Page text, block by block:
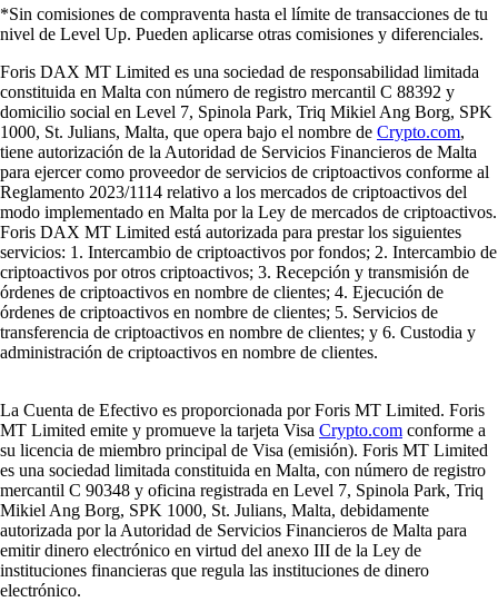
*Sin comisiones de compraventa hasta el límite de transacciones de tu
nivel de Level Up. Pueden aplicarse otras comisiones y diferenciales.
Foris DAX MT Limited es una sociedad de responsabilidad limitada
constituida en Malta con número de registro mercantil C 88392 y
domicilio social en Level 7, Spinola Park, Triq Mikiel Ang Borg, SPK
1000, St. Julians, Malta, que opera bajo el nombre de Crypto.com,
tiene autorización de la Autoridad de Servicios Financieros de Malta
para ejercer como proveedor de servicios de criptoactivos conforme al
Reglamento 2023/1114 relativo a los mercados de criptoactivos del
modo implementado en Malta por la Ley de mercados de criptoactivos.
Foris DAX MT Limited está autorizada para prestar los siguientes
servicios: 1. Intercambio de criptoactivos por fondos; 2. Intercambio de
criptoactivos por otros criptoactivos; 3. Recepción y transmisión de
órdenes de criptoactivos en nombre de clientes; 4. Ejecución de
órdenes de criptoactivos en nombre de clientes; 5. Servicios de
transferencia de criptoactivos en nombre de clientes; y 6. Custodia y
administración de criptoactivos en nombre de clientes.
La Cuenta de Efectivo es proporcionada por Foris MT Limited. Foris
MT Limited emite y promueve la tarjeta Visa Crypto.com conforme a
su licencia de miembro principal de Visa (emisión). Foris MT Limited
es una sociedad limitada constituida en Malta, con número de registro
mercantil C 90348 y oficina registrada en Level 7, Spinola Park, Triq
Mikiel Ang Borg, SPK 1000, St. Julians, Malta, debidamente
autorizada por la Autoridad de Servicios Financieros de Malta para
emitir dinero electrónico en virtud del anexo III de la Ley de
instituciones financieras que regula las instituciones de dinero
electrónico.